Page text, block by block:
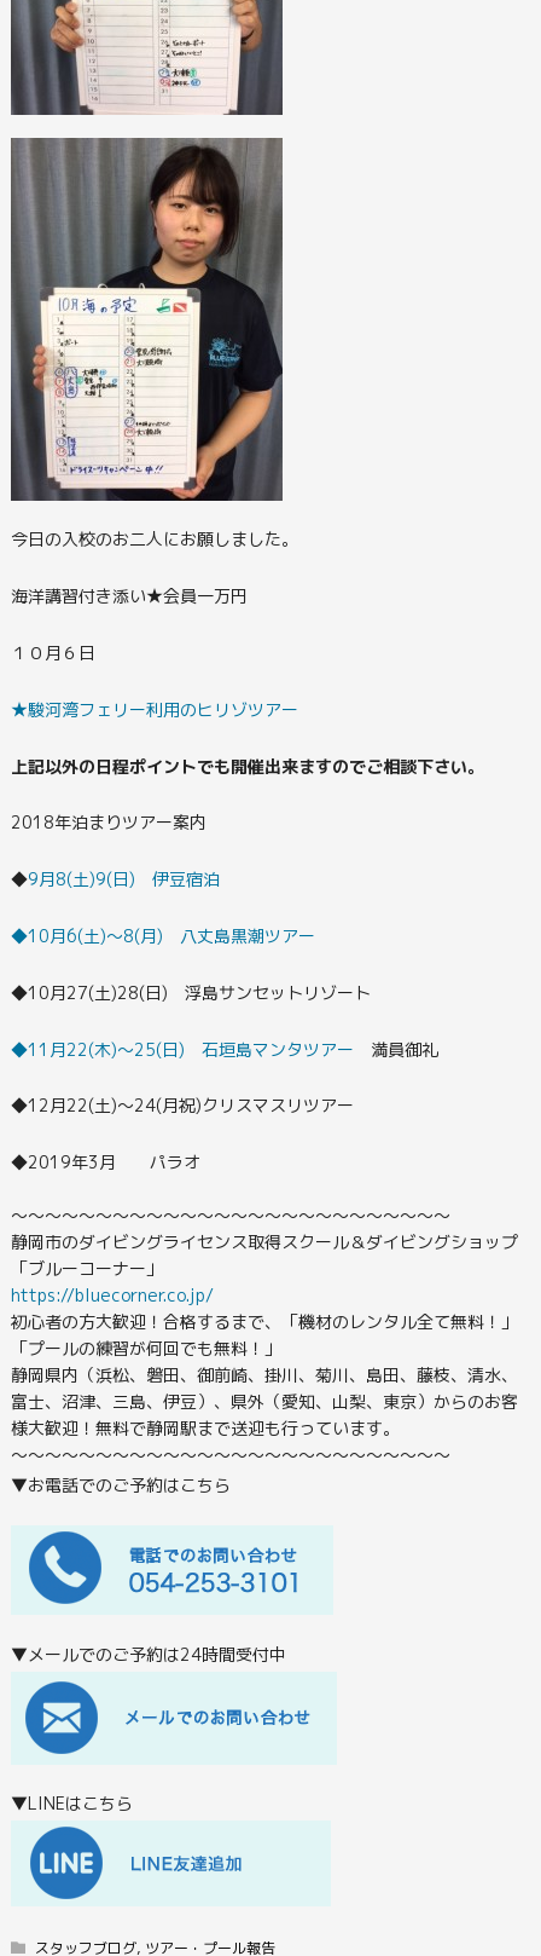
今日の入校のお二人にお願しました。
海洋講習付き添い★会員一万円
１０月６日
★駿河湾フェリー利用のヒリゾツアー
上記以外の日程ポイントでも開催出来ますのでご相談下さい。
2018年泊まりツアー案内
◆9月8(土)9(日) 伊豆宿泊
◆10月6(土)～8(月) 八丈島黒潮ツアー
◆10月27(土)28(日) 浮島サンセットリゾート
◆11月22(木)～25(日) 石垣島マンタツアー 満員御礼
◆12月22(土)～24(月祝)クリスマスリツアー
◆2019年3月 パラオ
〜〜〜〜〜〜〜〜〜〜〜〜〜〜〜〜〜〜〜〜〜〜〜〜〜〜
静岡市のダイビングライセンス取得スクール＆ダイビングショップ
「ブルーコーナー」
https://bluecorner.co.jp/
初心者の方大歓迎！合格するまで、「機材のレンタル全て無料！」
「プールの練習が何回でも無料！」
静岡県内（浜松、磐田、御前崎、掛川、菊川、島田、藤枝、清水、
富士、沼津、三島、伊豆）、県外（愛知、山梨、東京）からのお客
様大歓迎！無料で静岡駅まで送迎も行っています。
〜〜〜〜〜〜〜〜〜〜〜〜〜〜〜〜〜〜〜〜〜〜〜〜〜〜
▼お電話でのご予約はこちら
▼メールでのご予約は24時間受付中
▼LINEはこちら
スタッフブログ, ツアー・プール報告